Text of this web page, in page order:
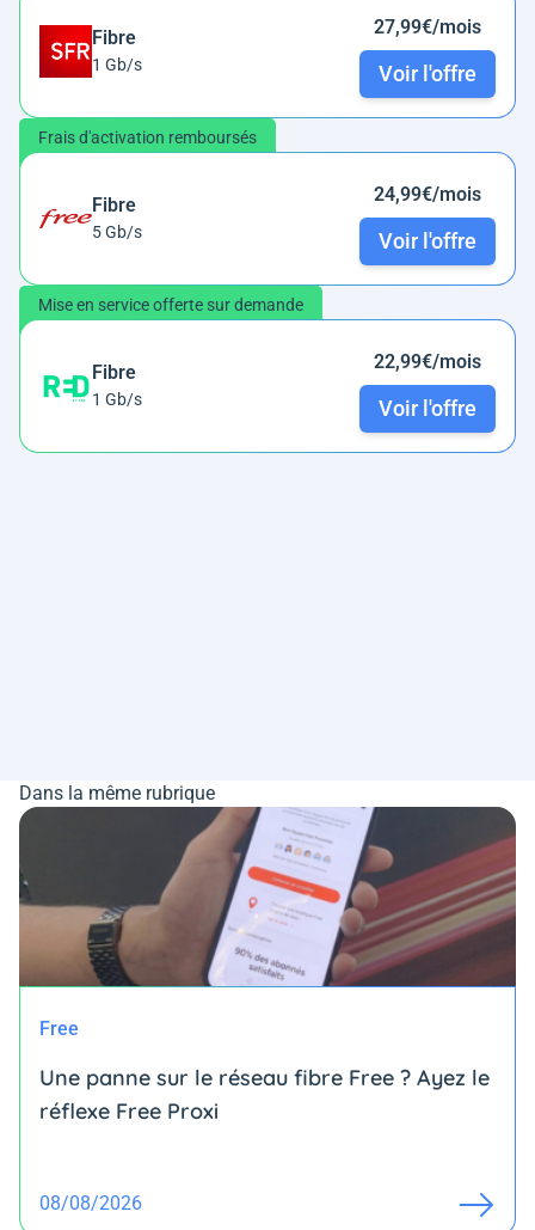
Fibre
1 Gb/s
27,99€/mois
Voir l'offre
Frais d'activation remboursés
Fibre
5 Gb/s
24,99€/mois
Voir l'offre
Mise en service offerte sur demande
Fibre
1 Gb/s
22,99€/mois
Voir l'offre
Dans la même rubrique
Free
Une panne sur le réseau fibre Free ? Ayez le
réflexe Free Proxi
08/08/2026